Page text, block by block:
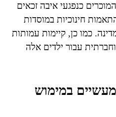
כנפגעי איבה זכאים
חינוכיות במוסדות
כמו כן, קיימות עמותות
עבור ילדים אלה
במימוש